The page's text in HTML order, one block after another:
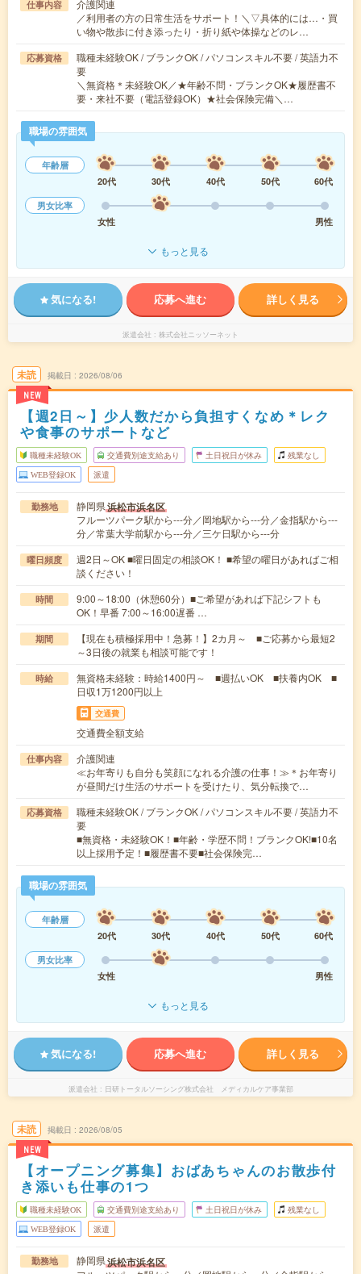
仕事内容
介護関連
／利用者の方の日常生活をサポート！＼▽具体的には…・買
い物や散歩に付き添ったり・折り紙や体操などのレ…
応募資格
職種未経験OK / ブランクOK / パソコンスキル不要 / 英語力不
要
＼無資格＊未経験OK／★年齢不問・ブランクOK★履歴書不
要・来社不要（電話登録OK）★社会保険完備＼…
職場の雰囲気
年齢層
20代
30代 40代 50代
60代
男女比率
女性
男性
もっと見る
気になる! 応募へ進む 詳しく見る
派遣会社 株式会社ニッソーネット
未読
NEW
掲載日 2026/08/06
【週2日～】少人数だから負担すくなめ＊レク
や食事のサポートなど
職種未経験OK 交通費別途支給あり 土日祝日が休み 残業なし
WEB登録OK 派遣
勤務地 静岡県浜松市浜名区
フルーツパーク駅から---分／岡地駅から---分／金指駅から---
分／常葉大学前駅から---分／三ケ日駅から---分
曜日頻度
週2日～OK ■曜日固定の相談OK！ ■希望の曜日があればご相
談ください！
時間
9:00～18:00（休憩60分）■ご希望があれば下記シフトも
OK！早番 7:00～16:00遅番 …
期間
【現在も積極採用中！急募！】2カ月～ ■ご応募から最短2
～3日後の就業も相談可能です！
時給
無資格未経験：時給1400円～ ■週払いOK ■扶養内OK ■
日収1万1200円以上
交通費
交通費全額支給
仕事内容
介護関連
≪お年寄りも自分も笑顔になれる介護の仕事！≫＊お年寄り
が昼間だけ生活のサポートを受けたり、気分転換で…
応募資格
職種未経験OK / ブランクOK / パソコンスキル不要 / 英語力不
要
■無資格・未経験OK！■年齢・学歴不問！ブランクOK!■10名
以上採用予定！■履歴書不要■社会保険完…
職場の雰囲気
年齢層
20代
30代 40代 50代
60代
男女比率
女性
男性
もっと見る
気になる! 応募へ進む 詳しく見る
派遣会社 日研トータルソーシング株式会社 メディカルケア事業部
未読
NEW
掲載日 2026/08/05
【オープニング募集】おばあちゃんのお散歩付
き添いも仕事の1つ
職種未経験OK 交通費別途支給あり 土日祝日が休み 残業なし
WEB登録OK 派遣
勤務地 静岡県浜松市浜名区